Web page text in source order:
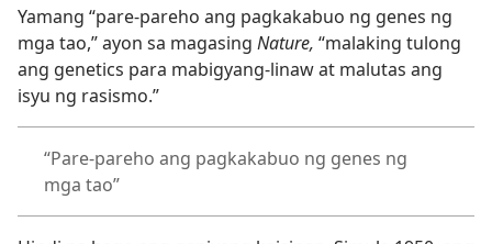
Yamang “pare-pareho ang pagkakabuo ng genes ng
mga tao,” ayon sa magasing Nature, “malaking tulong
ang genetics para mabigyang-linaw at malutas ang
isyu ng rasismo.”
“Pare-pareho ang pagkakabuo ng genes ng
mga tao”